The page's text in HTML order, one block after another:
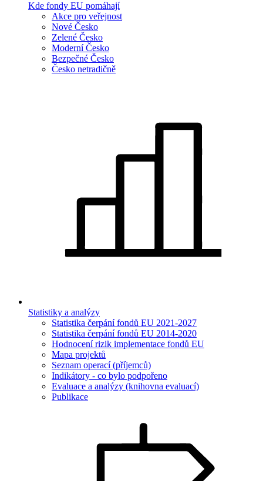
Kde fondy EU pomáhají
Akce pro veřejnost
Nové Česko
Zelené Česko
Moderní Česko
Bezpečné Česko
Česko netradičně
Statistiky a analýzy
Statistika čerpání fondů EU 2021-2027
Statistika čerpání fondů EU 2014-2020
Hodnocení rizik implementace fondů EU
Mapa projektů
Seznam operací (příjemců)
Indikátory - co bylo podpořeno
Evaluace a analýzy (knihovna evaluací)
Publikace